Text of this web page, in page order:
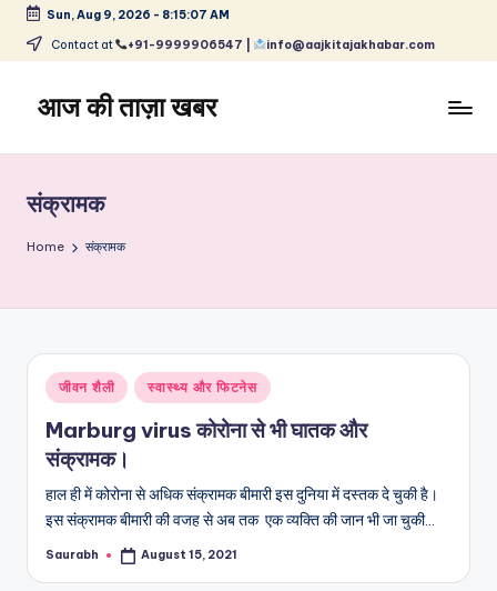
Skip
content
Sun, Aug 9, 2026 - 8:15:07 AM
Contact at +91-9999906547 | info@aajkitajakhabar.com
आज की ताज़ा खबर
ताज़ा
समाचार
–
और
विश्व
संक्रामक
Home संक्रामक
Posted
in
जीवन शैली स्वास्थ्य और फिटनेस
Marburg virus कोरोना से भी घातक और
संक्रामक।
हाल ही में कोरोना से अधिक संक्रामक बीमारी इस दुनिया में दस्तक दे चुकी है।
इस संक्रामक बीमारी की वजह से अब तक एक व्यक्ति की जान भी जा चुकी…
Posted
Saurabh August 15, 2021